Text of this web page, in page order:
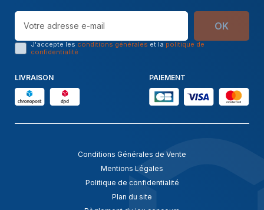
OK
J'accepte les conditions générales et la politique de
confidentialité
LIVRAISON PAIEMENT
Conditions Générales de Vente
Mentions Légales
Politique de confidentialité
Plan du site